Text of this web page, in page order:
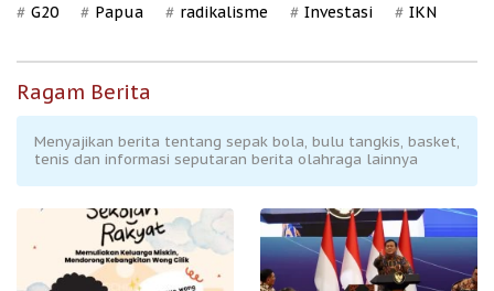
G20 Papua radikalisme Investasi IKN
Ragam Berita
Menyajikan berita tentang sepak bola, bulu tangkis, basket,
tenis dan informasi seputaran berita olahraga lainnya